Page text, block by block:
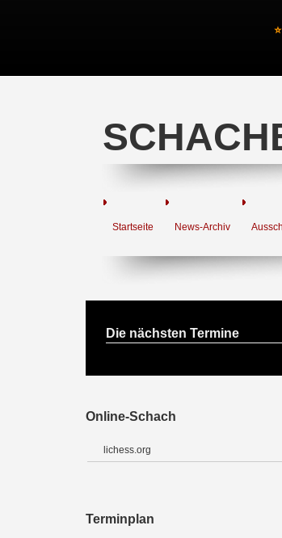
Startseite News-Archiv
Die nächsten Termine
Online-Schach
lichess.org
Terminplan